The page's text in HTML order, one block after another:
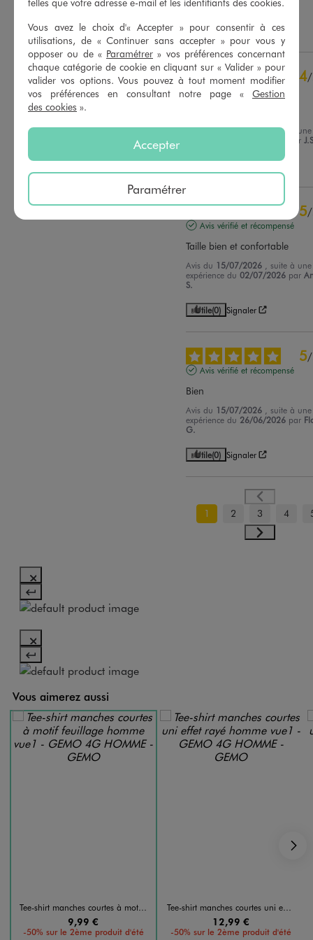
C.
Utile (0) Signaler
4/
Avis vérifié et récompensé
Avis du17/07/2026 , suite à une
par
5/
Avis vérifié et récompensé
Taille bien et confortable
Avis du 15/07/2026 , suite à une
expérience du02/07/2026 par
S.
Utile(0) Signaler
5/
Avis vérifié et récompensé
Bien
Avis du 15/07/2026 , suite à une
expérience du 26/06/2026 par
G.
Utile(0) Signaler
1 2 3 4
Vous aimerez aussi
Tee-shirt manches courtes à motif feuillage homme
9,99 €
-50% sur le 2ème produit d'été
Tee-shirt manches courtes uni effet rayé homme
12,99 €
-50% sur le 2ème produit d'été
Vous avez le choix d'« Accepter » pour consentir à ces
utilisations, de « Continuer sans accepter » pour vous y
opposer ou de « Paramétrer » vos préférences concernant
chaque catégorie de cookie en cliquant sur « Valider » pour
valider vos options. Vous pouvez à tout moment modifier
vos préférences en consultant notre page « Gestion
des cookies ».
Accepter
Paramétrer